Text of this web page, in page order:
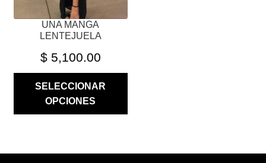
UNA MANGA
LENTEJUELA
$5,100.00
SELECCIONAR
OPCIONES
PÁGINA